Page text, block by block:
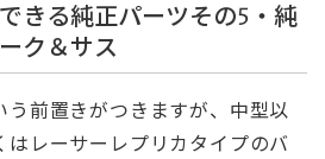
きる純正パーツその5・純
ク＆サス
う前置きがつきますが、中型以
レーサーレプリカタイプのバ